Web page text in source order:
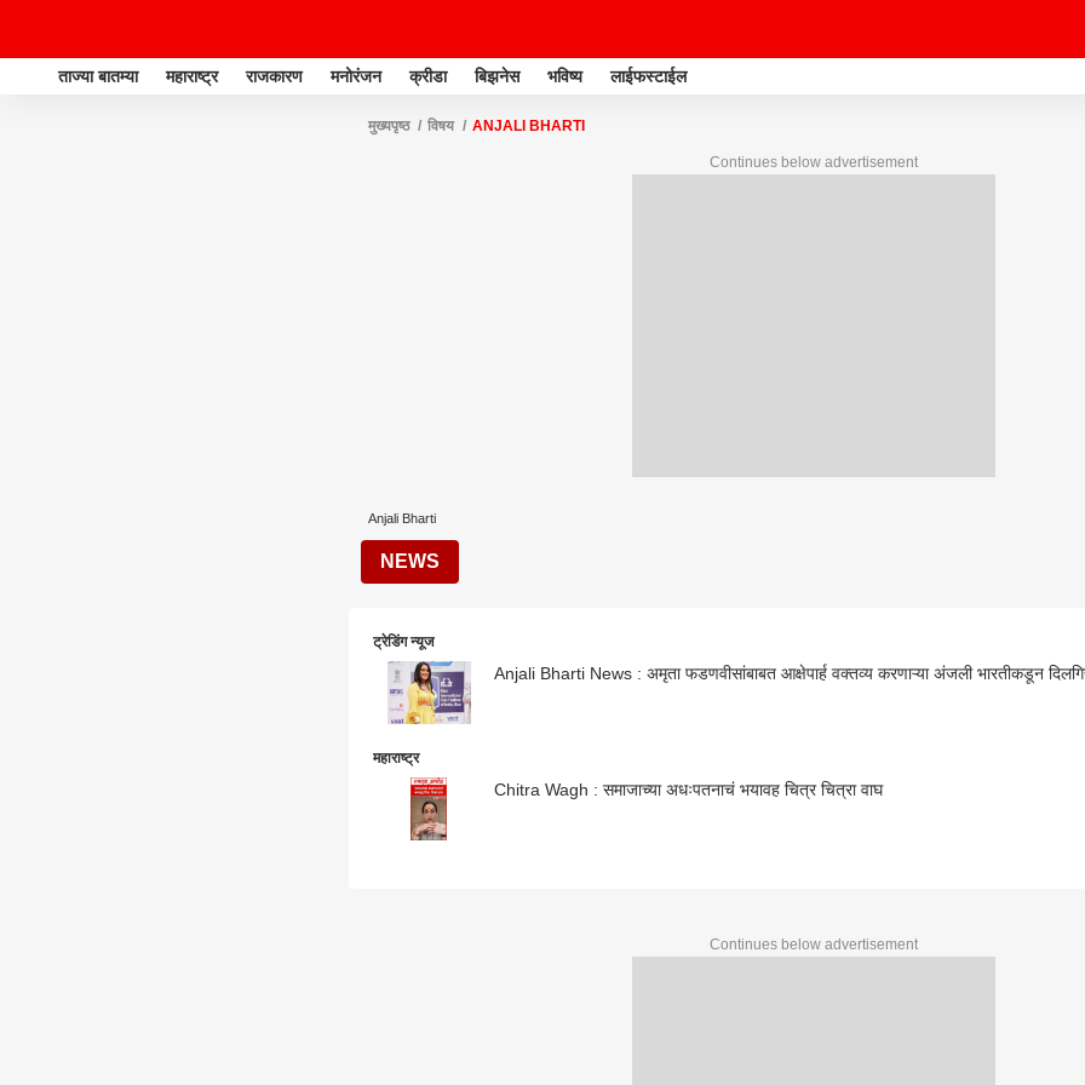
ताज्या बातम्या महाराष्ट्र राजकारण मनोरंजन क्रीडा बिझनेस भविष्य लाईफस्टाईल
मुख्यपृष्ठ विषय ANJALI BHARTI
Continues below advertisement
Anjali Bharti
NEWS
ट्रेडिंग न्यूज
Anjali Bharti News : अमृता फडणवीसांबाबत आक्षेपार्ह वक्तव्य करणाऱ्या अंजली भारतीकडून
महाराष्ट्र
Chitra Wagh : समाजाच्या अधःपतनाचं भयावह चित्र चित्रा वाघ
Continues below advertisement